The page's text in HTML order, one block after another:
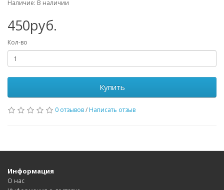
Наличие: В наличии
450руб.
Кол-во
Купить
0 отзывов/ Написать отзыв
Информация
О нас